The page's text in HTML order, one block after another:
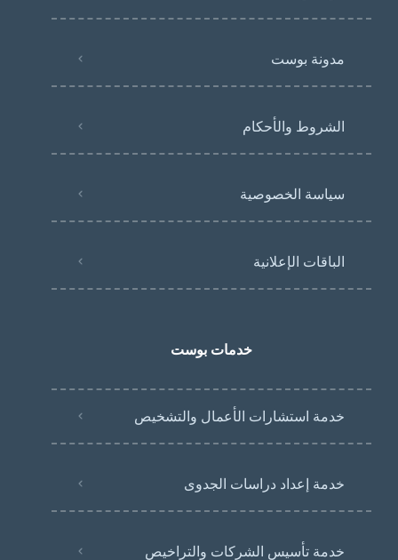
مدونة بوست
الشروط والأحكام
سياسة الخصوصية
الباقات الإعلانية
خدمات بوست
خدمة استشارات الأعمال والتشخيص
خدمة إعداد دراسات الجدوى
خدمة تأسيس الشركات والتراخيص